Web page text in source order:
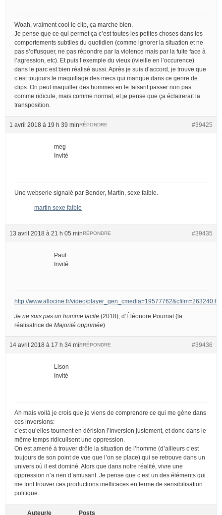
Woah, vraiment cool le clip, ça marche bien.
Je pense que ce qui permet ça c’est toutes les petites choses dans les
comportements subtiles du quotidien (comme ignorer la situation et ne
pas s’offusquer, ne pas répondre par la violence mais par la fuite face à
l’agression, etc). Et puis l’exemple du vieux (/vieille en l’occurence)
dans le parc est bien réalisé aussi. Après je suis d’accord, je trouve que
c’est toujours le maquillage des mecs qui manque dans ce genre de
clips. On peut maquiller des hommes en le faisant passer non pas
comme ridicule, mais comme normal, et je pense que ça éclairerait la
transposition.
1 avril 2018 à 19 h 39 min #39425
RÉPONDRE
meg
Invité
Une webserie signalé par Bender, Martin, sexe faible.
martin sexe faible
13 avril 2018 à 21 h 05 min #39435
RÉPONDRE
Paul
Invité
http://www.allocine.fr/video/
Je ne suis pas un homme facile (2018), d’Éléonore Pourriat (la
réalisatrice de Majorité opprimée)
14 avril 2018 à 17 h 34 min #39436
RÉPONDRE
Lison
Invité
Ah mais voilà je crois que je viens de comprendre ce qui me gène dans
ces inversions:
c’est qu’elles tournent en dérision l’inversion justement, et donc dans le
même temps ridiculisent une oppression.
On est amené à trouver drôle la situation de l’homme (d’ailleurs c’est
toujours de son point de vue que l’on se place) qui se retrouve dans un
univers où il est dominé. Alors que dans notre réalité, vivre une
oppression n’a rien d’amusant. Je pense que c’est un des éléments qui
me font trouver ces productions inefficaces en terme de sensibilisation
politique.
Auteur/e Posts